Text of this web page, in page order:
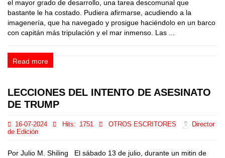
el mayor grado de desarrollo, una tarea descomunal que
bastante le ha costado. Pudiera afirmarse, acudiendo a la
imagenería, que ha navegado y prosigue haciéndolo en un barco
con capitán más tripulación y el mar inmenso. Las ...
Read more
LECCIONES DEL INTENTO DE ASESINATO
DE TRUMP
16-07-2024 Hits: 1751 OTROS ESCRITORES
Director
de Edición
Por Julio M. Shiling El sábado 13 de julio, durante un mitin de